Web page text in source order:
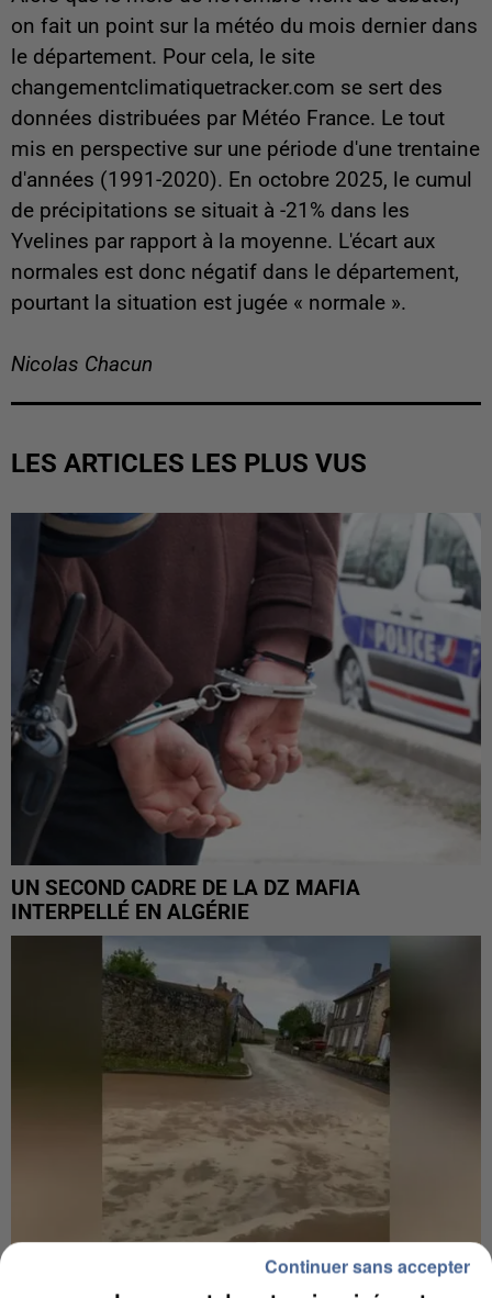
on fait un point sur la météo du mois dernier dans
le département. Pour cela, le site
changementclimatiquetracker.com se sert des
données distribuées par Météo France. Le tout
mis en perspective sur une période d'une trentaine
d'années (1991-2020). En octobre 2025, le cumul
de précipitations se situait à -21% dans les
Yvelines par rapport à la moyenne. L'écart aux
normales est donc négatif dans le département,
pourtant la situation est jugée « normale ».
Nicolas Chacun
LES ARTICLES LES PLUS VUS
UN SECOND CADRE DE LA DZ MAFIA
INTERPELLÉ EN ALGÉRIE
Continuer sans accepter